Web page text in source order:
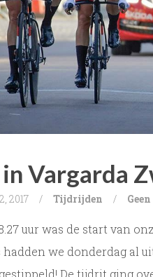
Vargarda
2017 / Tijdrijden /
uur was de start van
we donderdag al